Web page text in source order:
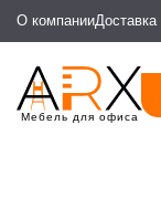
О компанииДоставка
Мебель для офиса